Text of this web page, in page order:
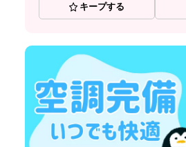
キープする